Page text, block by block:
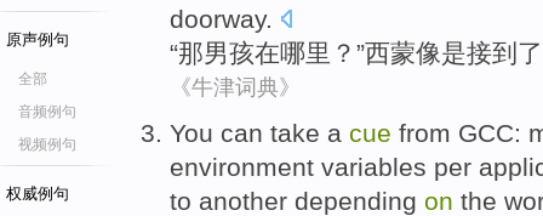
原声例句
全部
音频例句
视频例句
权威例句
doorway.
“那男孩在哪里 ？”西蒙像是接到了
《牛津词典》
You can take a cue from GCC:
environment variables per
to another depending on the